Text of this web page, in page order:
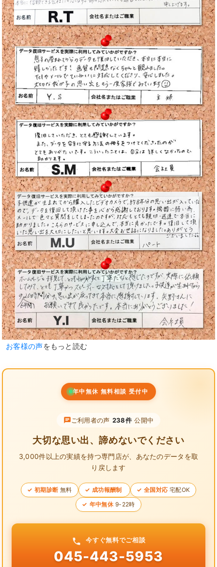
お客様の声をもっと読む
年中無休 無料相談 受付中
ご利用者の声 238件 公開中
大切な思い出、諦めないでください
3,000件以上の実績を持つ専門店が、 あなたのデータを取
り戻します
初期診断 無料 成功報酬制 全国対応 宅配OK
年中無休 9-22時
今すぐ無料でご相談
045-443-5953